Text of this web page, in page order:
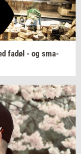
fadøl - og sma­